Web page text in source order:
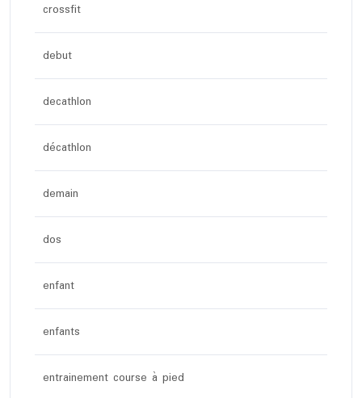
crossfit
debut
decathlon
décathlon
demain
dos
enfant
enfants
entrainement course à pied